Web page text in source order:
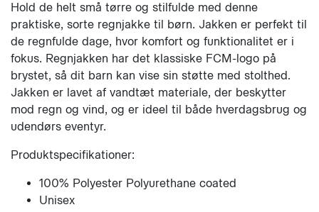
Hold de helt små tørre og stilfulde med denne
praktiske, sorte regnjakke til børn. Jakken er perfekt til
de regnfulde dage, hvor komfort og funktionalitet er i
fokus. Regnjakken har det klassiske FCM-logo på
brystet, så dit barn kan vise sin støtte med stolthed.
Jakken er lavet af vandtæt materiale, der beskytter
mod regn og vind, og er ideel til både hverdagsbrug og
udendørs eventyr.
Produktspecifikationer:
100% Polyester Polyurethane coated
Unisex